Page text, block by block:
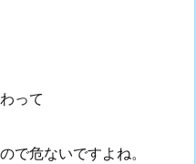
って
で危ないですよね。